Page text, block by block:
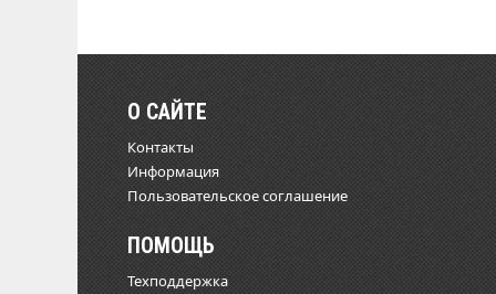
О САЙТЕ
Контакты
Информация
Пользовательское соглашение
ПОМОЩЬ
Техподдержка